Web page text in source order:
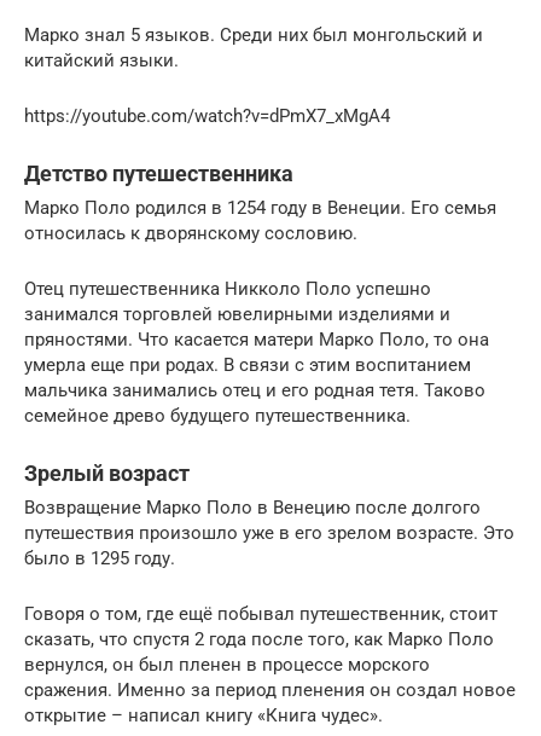
Марко знал 5 языков. Среди них был монгольский и
китайский языки.
https://youtube.com/watch?v=dPmX7_xMgA4
Детство путешественника
Марко Поло родился в 1254 году в Венеции. Его семья
относилась к дворянскому сословию.
Отец путешественника Никколо Поло успешно
занимался торговлей ювелирными изделиями и
пряностями. Что касается матери Марко Поло, то она
умерла еще при родах. В связи с этим воспитанием
мальчика занимались отец и его родная тетя. Таково
семейное древо будущего путешественника.
Зрелый возраст
Возвращение Марко Поло в Венецию после долгого
путешествия произошло уже в его зрелом возрасте. Это
было в 1295 году.
Говоря о том, где ещё побывал путешественник, стоит
сказать, что спустя 2 года после того, как Марко Поло
вернулся, он был пленен в процессе морского
сражения. Именно за период пленения он создал новое
открытие – написал книгу «Книга чудес».